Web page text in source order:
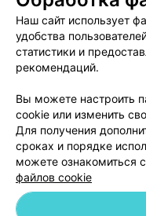
Пользовательское
Наш сайт использует
удобства
статистики и
рекомендаций.
Вы можете настроить
cookie или изменить
Для получения
сроках и порядке
можете ознакомиться
файлов cookie